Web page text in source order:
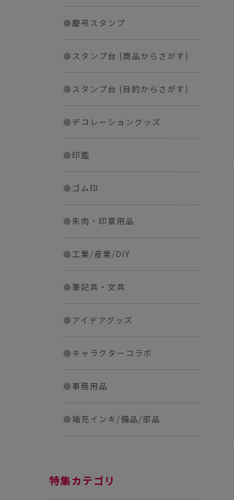
●慶弔スタンプ
● スタンプ台 (商品からさがす)
● スタンプ台 (目的からさがす)
●デコレーショングッズ
●印鑑
●ゴム印
●朱肉・印章用品
●工業/産業/DIY
●筆記具・文具
●アイデアグッズ
●キャラクターコラボ
●事務用品
●補充インキ/備品/部品
特集カテゴリ